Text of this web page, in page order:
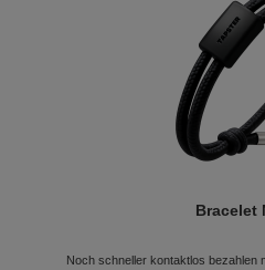
Bracelet
Noch schneller kontaktlos bezahlen